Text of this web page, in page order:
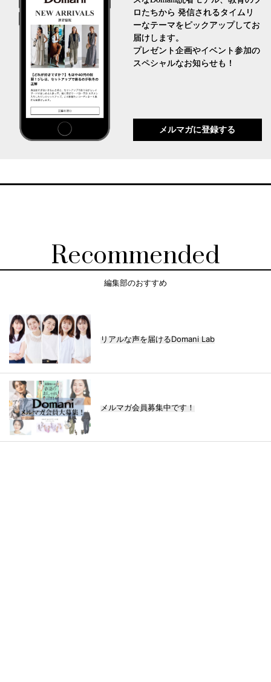
ロたちから 発信されるタイムリ
ーなテーマをピックアップしてお
届けします。
プレゼント企画やイベント参加の
スペシャルなお知らせも！
メルマガに登録する
Recommended
編集部のおすすめ
リアルな声を届けるDomani Lab
メルマガ会員募集中です！